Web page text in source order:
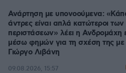
Ανάρτηση με υπονοούμενα:
άντρες είναι απλά κατώτεροι των
περιστάσεων» λέει η Ανδρομάχη
μέσω φημών για τη σχέση της με
Γιώργο Λιβάνη
09.08.2026, 15:57